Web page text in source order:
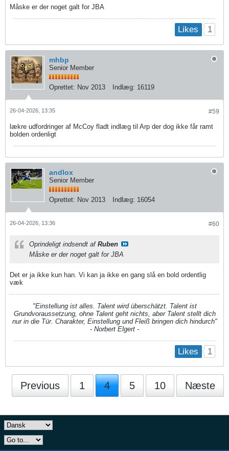
Måske er der noget galt for JBA
Likes 1
mhbp
Senior Member
Oprettet: Nov 2013 Indlæg: 16119
#59
26-04-2026, 13:35
lækre udfordringer af McCoy fladt indlæg til Arp der dog ikke får ramt
bolden ordenligt
andlox
Senior Member
Oprettet: Nov 2013 Indlæg: 16054
#60
26-04-2026, 13:36
Oprindeligt indsendt af Ruben
Måske er der noget galt for JBA
Det er ja ikke kun han. Vi kan ja ikke en gang slå en bold ordentlig
væk
"Einstellung ist alles. Talent wird überschätzt. Talent ist
Grundvoraussetzung, ohne Talent geht nichts, aber Talent stellt dich
nur in die Tür. Charakter, Einstellung und Fleiß bringen dich hindurch"
- Norbert Elgert -
Likes 1
Previous 1 4 5 10 Næste